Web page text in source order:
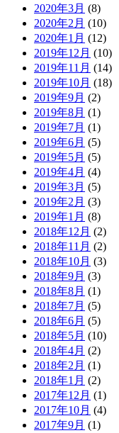
2020年3月 (8)
2020年2月 (10)
2020年1月 (12)
2019年12月 (10)
2019年11月 (14)
2019年10月 (18)
2019年9月 (2)
2019年8月 (1)
2019年7月 (1)
2019年6月 (5)
2019年5月 (5)
2019年4月 (4)
2019年3月 (5)
2019年2月 (3)
2019年1月 (8)
2018年12月 (2)
2018年11月 (2)
2018年10月 (3)
2018年9月 (3)
2018年8月 (1)
2018年7月 (5)
2018年6月 (5)
2018年5月 (10)
2018年4月 (2)
2018年2月 (1)
2018年1月 (2)
2017年12月 (1)
2017年10月 (4)
2017年9月 (1)